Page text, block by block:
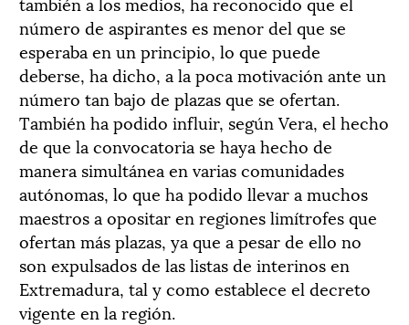
número de aspirantes es menor del que se
esperaba en un principio, lo que puede
deberse, ha dicho, a la poca motivación ante un
número tan bajo de plazas que se ofertan.
También ha podido influir, según Vera, el hecho
de que la convocatoria se haya hecho de
manera simultánea en varias comunidades
autónomas, lo que ha podido llevar a muchos
maestros a opositar en regiones limítrofes que
ofertan más plazas, ya que a pesar de ello no
son expulsados de las listas de interinos en
Extremadura, tal y como establece el decreto
vigente en la región.